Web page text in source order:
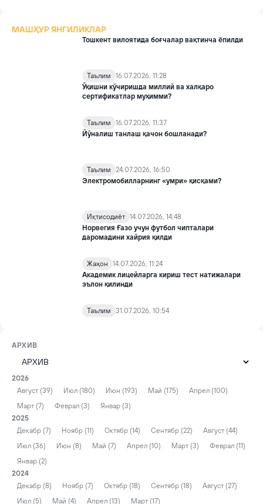
баҳоланмоқда.
МАШҲУР ЯНГИЛИКЛАР
Тошкент вилоятида боғчалар вақтинча ёпилди
Таълим
16.07.2026, 11:28
Ўқишни кўчиришда миллий ва халқаро
сертификатлар муҳимми?
Таълим
16.07.2026, 11:37
Йўналиш танлаш қачон бошланади?
Таълим
24.07.2026, 16:50
Электромобилларнинг «умри» қисқами?
Иқтисодиёт 14.07.2026, 14:48
Норвегия Ғазо учун футбол чипталари
даромадини хайрия қилди
Жаҳон
14.07.2026, 11:24
Академик лицейларга кириш тест натижалари
эълон қилинди
Таълим 31.07.2026, 10:54
АРХИВ
2026
Август (39)
Июл (180) Июн (193) Май (175)
Апрел (100)
Март (7)
Феврал (3)
Январ (3)
2025
Декабр (7)
Ноябр (11) Октябр (14) Сентябр (22)
Август (44)
Июл (36)
Июн (8) Май (7) Апрел (10) Март (3)
Феврал (11)
Январ (2)
2024
Декабр (8)
Ноябр (7) Октябр (18) Сентябр (18)
Август (27)
Июл (5)
Май (4) Апрел (13) Март (17)